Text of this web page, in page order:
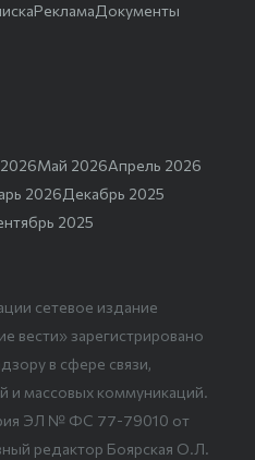
РекламаДокументы
Май 2026Апрель 2026
2026Декабрь 2025
2025
сетевое издание
вести» зарегистрировано
в сфере связи,
и массовых коммуникаций.
ЭЛ № ФС 77-79010 от
редактор Боярская О.Л.